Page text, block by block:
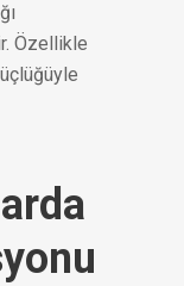
Özellikle